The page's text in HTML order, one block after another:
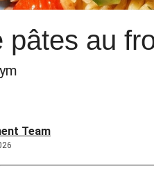
pâtes au
Team